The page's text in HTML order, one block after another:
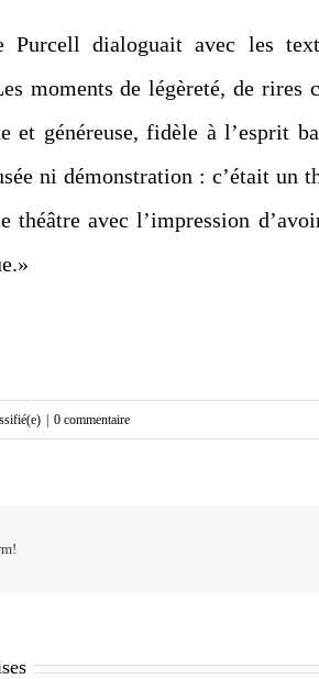
dialoguait avec les
moments de légèreté, de
et généreuse, fidèle à
ni démonstration : c’était un
théâtre avec l’impression
0 commentaire